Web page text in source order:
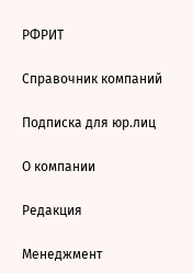
РФРИТ
Справочник компаний
Подписка для юр.лиц
О компании
Редакция
Менеджмент